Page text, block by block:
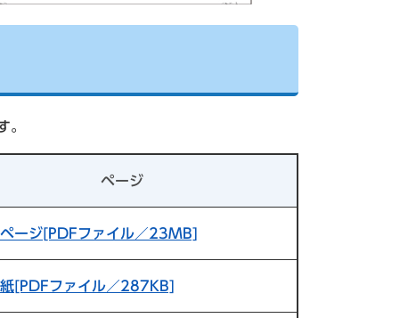
。
ページ
ージ[PDFファイル／23MB]
[PDFファイル／287KB]